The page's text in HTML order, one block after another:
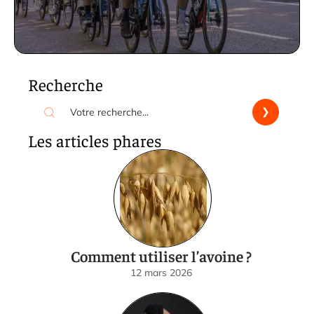
Recherche
Les articles phares
Comment utiliser l’avoine ?
12 mars 2026